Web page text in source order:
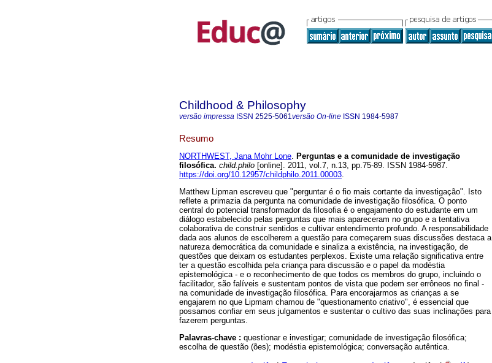
Childhood & Philosophy
versão impressa ISSN 2525-5061versão On-line ISSN 1984-5987
Resumo
NORTHWEST, Jana Mohr Lone. Perguntas e a comunidade de investigação
filosófica. child.philo [online]. 2011, vol.7, n.13, pp.75-89. ISSN 1984-5987.
https://doi.org/10.12957/childphilo.2011.00003.
Matthew Lipman escreveu que "perguntar é o fio mais cortante da investigação". Isto
reflete a primazia da pergunta na comunidade de investigação filosófica. O ponto
central do potencial transformador da filosofia é o engajamento do estudante em um
diálogo estabelecido pelas perguntas que mais apareceram no grupo e a tentativa
colaborativa de construir sentidos e cultivar entendimento profundo. A responsabilidade
dada aos alunos de escolherem a questão para começarem suas discussões destaca a
natureza democrática da comunidade e sinaliza a existência, na investigação, de
questões que deixam os estudantes perplexos. Existe uma relação significativa entre
ter a questão escolhida pela criança para discussão e o papel da modéstia
epistemológica - e o reconhecimento de que todos os membros do grupo, incluindo o
facilitador, são falíveis e sustentam pontos de vista que podem ser errôneos no final -
na comunidade de investigação filosófica. Para encorajarmos as crianças a se
engajarem no que Lipmam chamou de "questionamento criativo", é essencial que
possamos confiar em seus julgamentos e sustentar o cultivo das suas inclinações para
fazerem perguntas.
Palavras-chave : questionar e investigar; comunidade de investigação filosófica;
escolha de questão (ões); modéstia epistemológica; conversação autêntica.